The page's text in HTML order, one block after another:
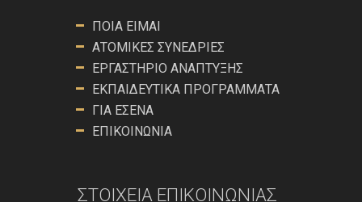
ΠΟΙΑ ΕΊΜΑΙ
ΑΤΟΜΙΚΈΣ ΣΥΝΕΔΡΊΕΣ
ΕΡΓΑΣΤΉΡΙΟ ΑΝΆΠΤΥΞΗΣ
ΕΚΠΑΙΔΕΥΤΙΚΆ ΠΡΟΓΡΆΜΜΑΤΑ
ΓΙΑ ΕΣΈΝΑ
ΕΠΙΚΟΙΝΩΝΊΑ
ΣΤΟΙΧΕΊΑ ΕΠΙΚΟΙΝΩΝΊΑΣ